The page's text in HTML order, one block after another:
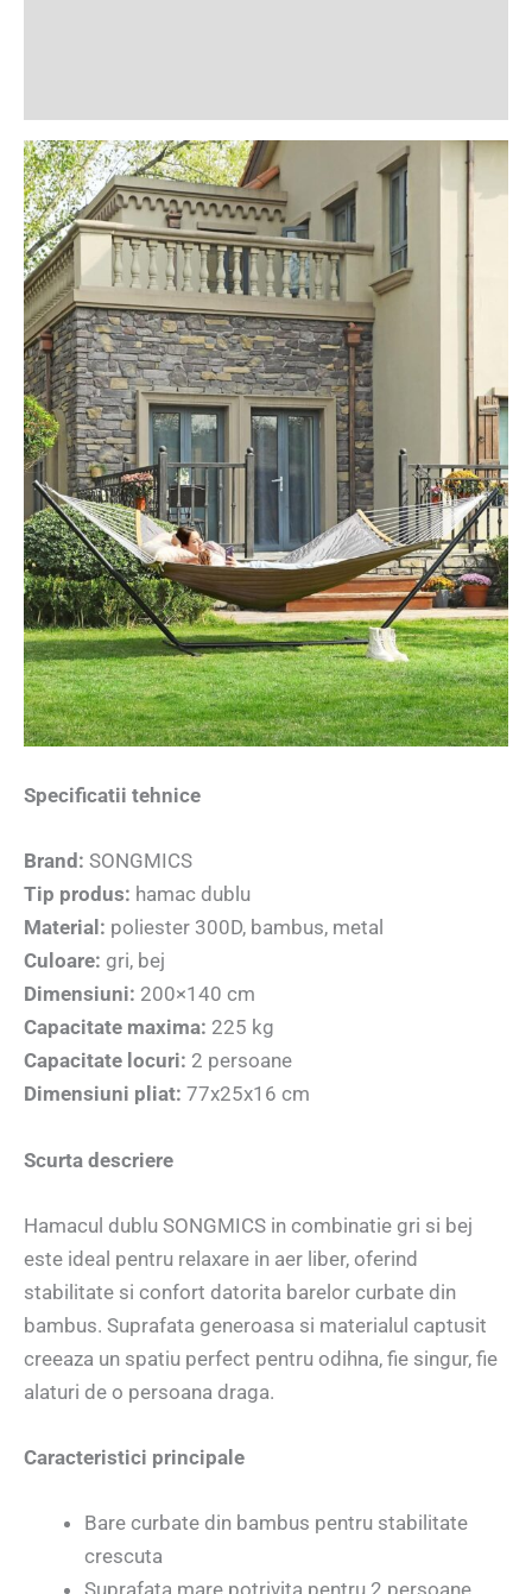
Specificatii tehnice
Brand: SONGMICS
Tip produs: hamac dublu
Material: poliester 300D, bambus, metal
Culoare: gri, bej
Dimensiuni: 200×140 cm
Capacitate maxima: 225 kg
Capacitate locuri: 2 persoane
Dimensiuni pliat: 77x25x16 cm
Scurta descriere
Hamacul dublu SONGMICS in combinatie gri si bej
este ideal pentru relaxare in aer liber, oferind
stabilitate si confort datorita barelor curbate din
bambus. Suprafata generoasa si materialul captusit
creeaza un spatiu perfect pentru odihna, fie singur, fie
alaturi de o persoana draga.
Caracteristici principale
Bare curbate din bambus pentru stabilitate
crescuta